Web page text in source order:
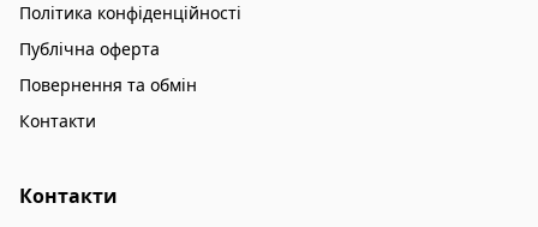
Політика конфіденційності
Публічна оферта
Повернення та обмін
Контакти
Контакти